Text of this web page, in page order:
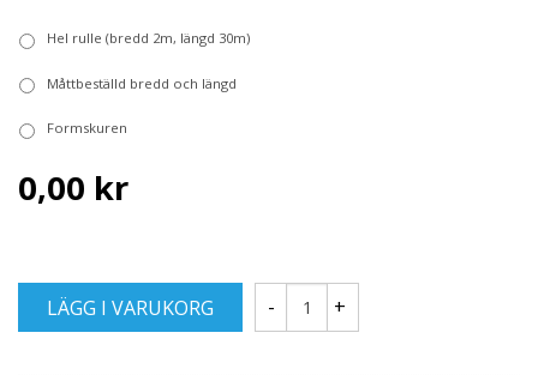
Hel rulle (bredd 2m, längd 30m)
Måttbeställd bredd och längd
Formskuren
0,00 kr
LÄGG I VARUKORG